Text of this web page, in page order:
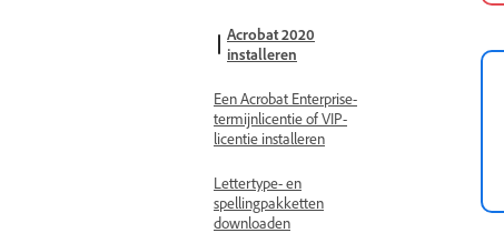
Acrobat 2020
installeren
Een Acrobat Enterprise-
termijnlicentie of VIP-
licentie installeren
Lettertype- en
spellingpakketten
downloaden